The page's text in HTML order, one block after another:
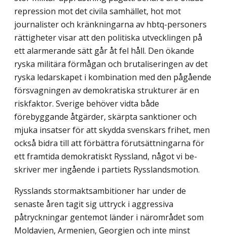
repression mot det civila samhället, hot mot
journalister och kränkningarna av hbtq-personers
rättigheter visar att den politiska utvecklingen på
ett alarmerande sätt går åt fel håll. Den ökande
ryska militära förmågan och brutaliseringen av det
ryska ledarskapet i kombination med den pågående
försvagningen av demokra­tiska strukturer är en
riskfaktor. Sverige behöver vidta både
förebyggande åtgärder, skärpta sanktioner och
mjuka insatser för att skydda svenskars frihet, men
också bidra till att förbättra förutsättningarna för
ett framtida demokratiskt Ryssland, något vi be­
skriver mer ingående i partiets Rysslandsmotion.
Rysslands stormaktsambitioner har under de
senaste åren tagit sig uttryck i aggres­siva
påtryckningar gentemot länder i närområdet som
Moldavien, Armenien, Georgien och inte minst